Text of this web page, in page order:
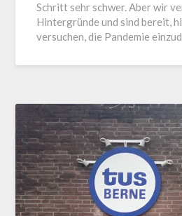
Schritt sehr schwer. Aber wir
Hintergründe und sind bereit,
versuchen, die Pandemie